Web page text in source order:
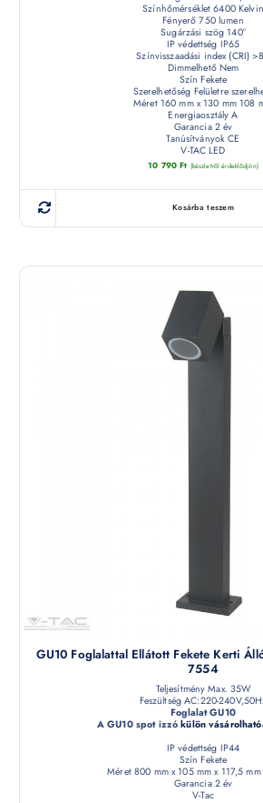
Színhőmérséklet 6400 Kelvin
Fényerő 750 lumen
Sugárzási szög 140°
IP védettség IP65
Színvisszaadási index (CRI)
Dimmelhető Nem
Szín Fekete
Szerelhetőség Felületre
Méret 160 mm x 130 mm 108
Energiaosztály A
Garancia 2 év
Tanúsítványok CE
V-TAC LED
10 790Ft (készletről érdeklődjön)
Kosárba teszem
GU10 Foglalattal Ellátott Fekete Kerti
7554
Teljesítmény Max. 35W
Feszültség AC:220-
Foglalat GU10
A GU10 spot izzókülön
IP védettség IP44
Szín Fekete
Méret 800 mm x 105 mm x 117,5
Garancia 2 év
V-Tac